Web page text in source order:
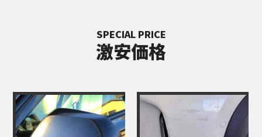
SPECIAL PRICE
激安価格